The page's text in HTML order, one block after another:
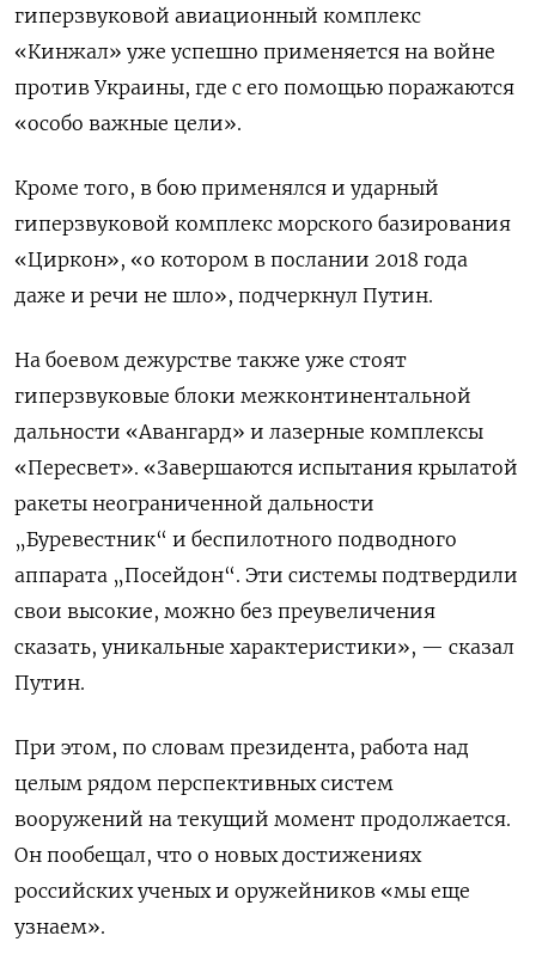
гиперзвуковой авиационный комплекс
«Кинжал» уже успешно применяется на войне
против Украины, где с его помощью поражаются
«особо важные цели».
Кроме того, в бою применялся и ударный
гиперзвуковой комплекс морского базирования
«Циркон», «о котором в послании 2018 года
даже и речи не шло», подчеркнул Путин.
На боевом дежурстве также уже стоят
гиперзвуковые блоки межконтинентальной
дальности «Авангард» и лазерные комплексы
«Пересвет». «Завершаются испытания крылатой
ракеты неограниченной дальности
„Буревестник“ и беспилотного подводного
аппарата „Посейдон“. Эти системы подтвердили
свои высокие, можно без преувеличения
сказать, уникальные характеристики», — сказал
Путин.
При этом, по словам президента, работа над
целым рядом перспективных систем
вооружений на текущий момент продолжается.
Он пообещал, что о новых достижениях
российских ученых и оружейников «мы еще
узнаем».